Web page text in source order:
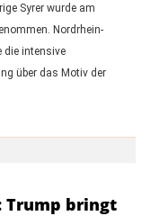
Syrer wurde am
Nordrhein-
die intensive
über das Motiv der
Trump bringt